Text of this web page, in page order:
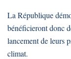
La République
bénéficieront donc
lancement de leurs
climat.